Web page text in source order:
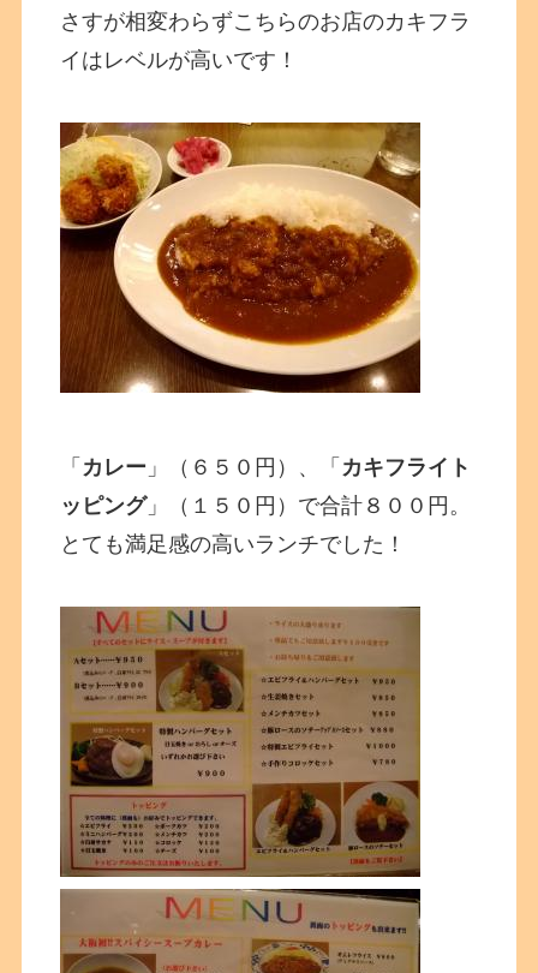
さすが相変わらずこちらのお店のカキフラ
イはレベルが高いです！
「 カレー 」（６５０円）、「 カキフライト
ッピング」（１５０円）で合計８００円。
とても満足感の高いランチでした！